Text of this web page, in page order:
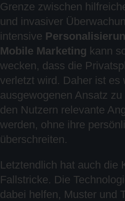
Grenze zwischen
und invasiver
intensive
Mobile Marketing kann
wecken, dass die
verletzt wird. Daher ist es
ausgewogenen Ansatz
den Nutzern relevante
werden, ohne ihre
überschreiten.
Letztendlich hat auch die
Fallstricke. Die
dabei helfen, Muster und